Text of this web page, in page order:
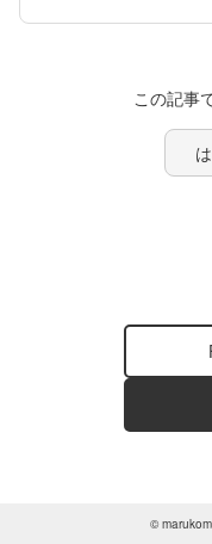
この記事
©